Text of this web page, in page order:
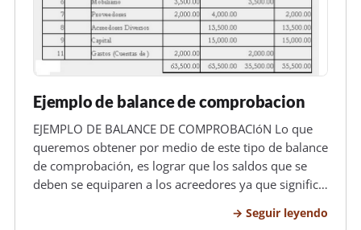
Ejemplo de balance de comprobacion
EJEMPLO DE BALANCE DE COMPROBACIóN Lo que
queremos obtener por medio de este tipo de balance
de comprobación, es lograr que los saldos que se
deben se equiparen a los acreedores ya que significa
es en estemismo momento cuando la opinión y
Seguir leyendo